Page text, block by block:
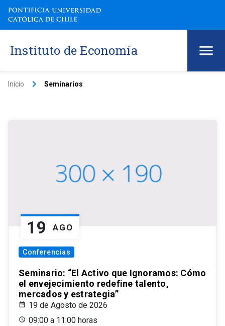
Instituto de Economía
Inicio keyboard_arrow_right Seminarios
19 AGO
Conferencias
Seminario: “El Activo que Ignoramos: Cómo
el envejecimiento redefine talento,
mercados y estrategia”
19 de Agosto de 2026
09:00 a 11:00 horas